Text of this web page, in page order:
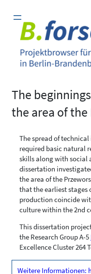
Inhalt
springen
The
the area of
The spread of
required basic natural
skills along with social
dissertation
the area of the
that the earliest stages
production coincide
culture within the 2nd
This dissertation
the Research Group A-5
Excellence Cluster 264
Weitere Informationen: